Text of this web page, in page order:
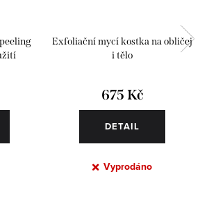
Exfoliační mycí kostka na obličej
i tělo
675 Kč
DETAIL
Vyprodáno